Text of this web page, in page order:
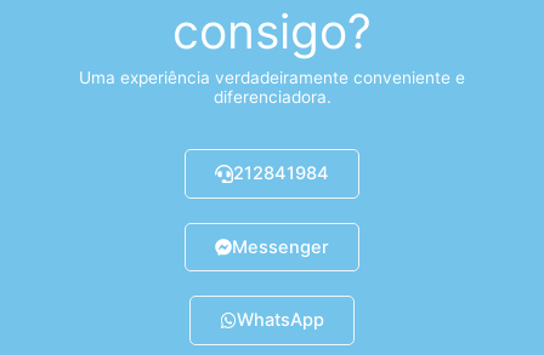
consigo?
Uma experiência verdadeiramente conveniente e
diferenciadora.
212841984
Messenger
WhatsApp